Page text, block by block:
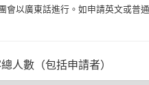
會以廣東話進行。如申請英文或普
人數（包括申請者）